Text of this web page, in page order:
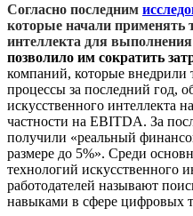
Согласно последним
которые начали применять
интеллекта для выполнения
позволило им сократить
компаний, которые
процессы за последний год,
искусственного интеллекта
частности на EBITDA. За
получили «реальный
размере до 5%». Среди
технологий искусственного
работодателей называют
навыками в сфере цифровых